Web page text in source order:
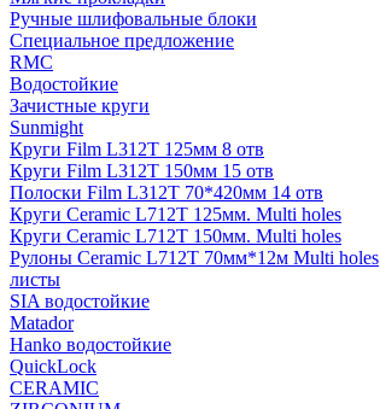
Ручные шлифовальные блоки
Специальное предложение
RMC
Водостойкие
Зачистные круги
Sunmight
Круги Film L312T 125мм 8 отв
Круги Film L312T 150мм 15 отв
Полоски Film L312T 70*420мм 14 отв
Круги Ceramic L712T 125мм. Multi holes
Круги Ceramic L712T 150мм. Multi holes
Рулоны Ceramic L712T 70мм*12м Multi holes
листы
SIA водостойкие
Matador
Hanko водостойкие
QuickLock
CERAMIC